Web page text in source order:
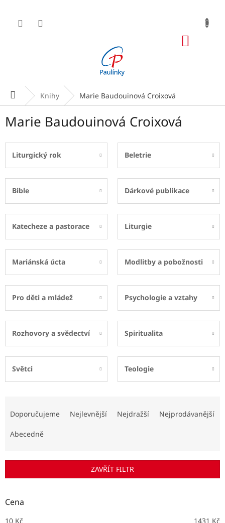
obsah
Domů Knihy Marie Baudouinová Croixová
Marie Baudouinová Croixová
Liturgický rok Beletrie
Bible Dárkové publikace
Katecheze a pastorace Liturgie
Mariánská úcta Modlitby a pobožnosti
Pro děti a mládež Psychologie a vztahy
Rozhovory a svědectví Spiritualita
Světci Teologie
r
d
Doporučujeme Nejlevnější Nejdražší Nejprodávanější
Abecedně
ZAVŘÍT FILTR
Cena
10 Kč 1431 Kč